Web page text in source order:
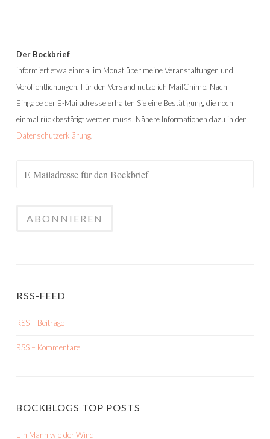
Der Bockbrief
informiert etwa einmal im Monat über meine Veranstaltungen und
Veröffentlichungen. Für den Versand nutze ich MailChimp. Nach
Eingabe der E-Mailadresse erhalten Sie eine Bestätigung, die noch
einmal rückbestätigt werden muss. Nähere Informationen dazu in der
Datenschutzerklärung.
RSS-FEED
RSS – Beiträge
RSS – Kommentare
BOCKBLOGS TOP POSTS
Ein Mann wie der Wind